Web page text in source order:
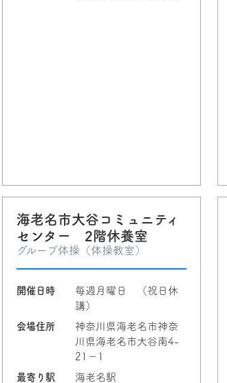
海老名市大谷コミュニティ
センター 2階休養室
グループ体操（体操教室）
開催日時
毎週月曜日 （祝日休
講）
会場住所
神奈川県海老名市神奈
川県海老名市大谷南4-
21−1
最寄り駅
海老名駅